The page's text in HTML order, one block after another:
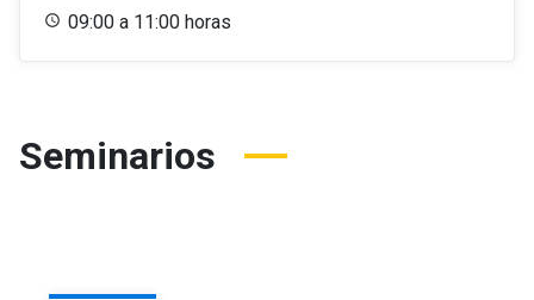
09:00 a 11:00 horas
Seminarios